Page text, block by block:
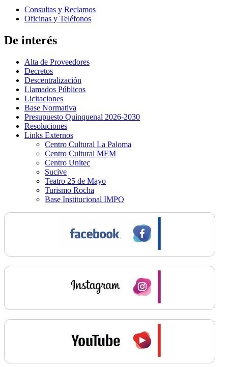
Consultas y Reclamos
Oficinas y Teléfonos
De interés
Alta de Proveedores
Decretos
Descentralización
Llamados Públicos
Licitaciones
Base Normativa
Presupuesto Quinquenal 2026-2030
Resoluciones
Links Externos
Centro Cultural La Paloma
Centro Cultural MEM
Centro Unitec
Sucive
Teatro 25 de Mayo
Turismo Rocha
Base Institucional IMPO